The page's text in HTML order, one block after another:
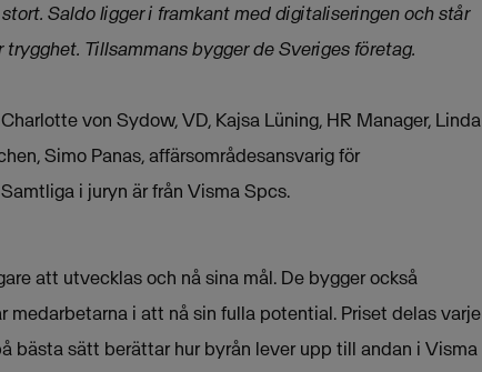
Saldo ligger i framkant med digitaliseringen och står
Tillsammans bygger de Sveriges företag.
von Sydow, VD, Kajsa Lüning, HR Manager, Linda
Simo Panas, affärsområdesansvarig för
i juryn är från Visma Spcs.
att utvecklas och nå sina mål. De bygger också
i att nå sin fulla potential. Priset delas varje
bästa sätt berättar hur byrån lever upp till andan i Visma